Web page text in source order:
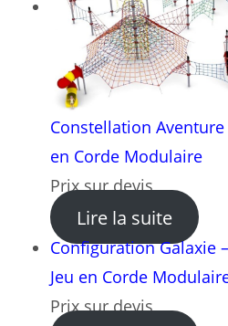
Constellation Aventure
en Corde Modulaire
Prix sur devis
Lire la suite:
Configuration Galaxie
Jeu en Corde
Prix sur devis